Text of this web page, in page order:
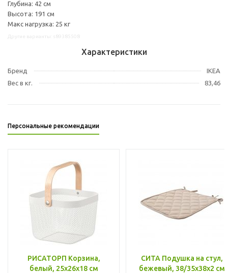
Глубина: 42 см
Высота: 191 см
Макс нагрузка: 25 кг
Характеристики
Бренд
IKEA
Вес в кг.
83,46
Персональные рекомендации
РИСАТОРП Корзина,
белый, 25x26x18 см
СИТА Подушка на стул,
бежевый, 38/35x38x2 см